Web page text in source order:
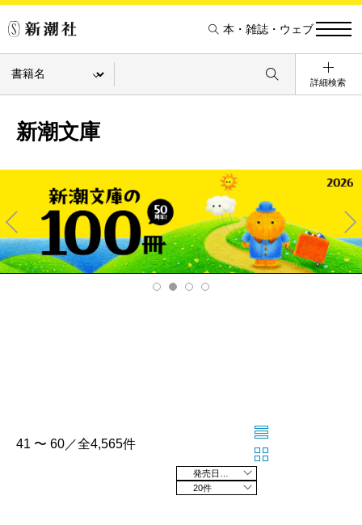
本・雑誌・ウェブ
詳細検索
新潮文庫
Pre
v
Ne
xt
41 〜 60／全4,565件
20件